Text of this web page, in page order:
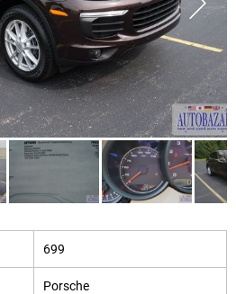
699
Porsche